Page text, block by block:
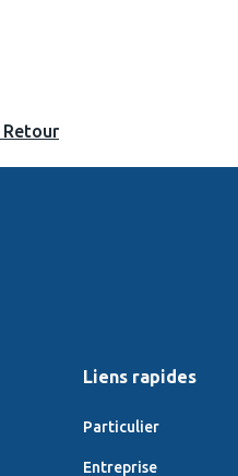
Retour
Liens rapides
Particulier
Entreprise